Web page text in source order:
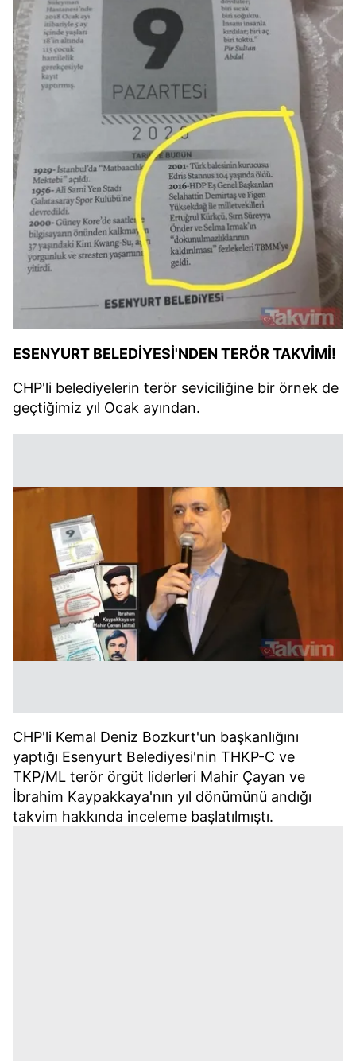
ESENYURT BELEDİYESİ'NDEN TERÖR TAKVİMİ!
CHP'li belediyelerin terör seviciliğine bir örnek de
geçtiğimiz yıl Ocak ayından.
CHP'li Kemal Deniz Bozkurt'un başkanlığını
yaptığı Esenyurt Belediyesi'nin THKP-C ve
TKP/ML terör örgüt liderleri Mahir Çayan ve
İbrahim Kaypakkaya'nın yıl dönümünü andığı
takvim hakkında inceleme başlatılmıştı.